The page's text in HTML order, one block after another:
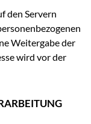
den Servern
Weitergabe der
wird vor der